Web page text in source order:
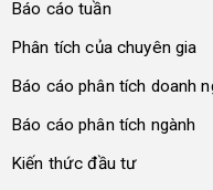
Báo cáo tuần
Phân tích của chuyên gia
Báo cáo phân tích doanh
Báo cáo phân tích ngành
Kiến thức đầu tư